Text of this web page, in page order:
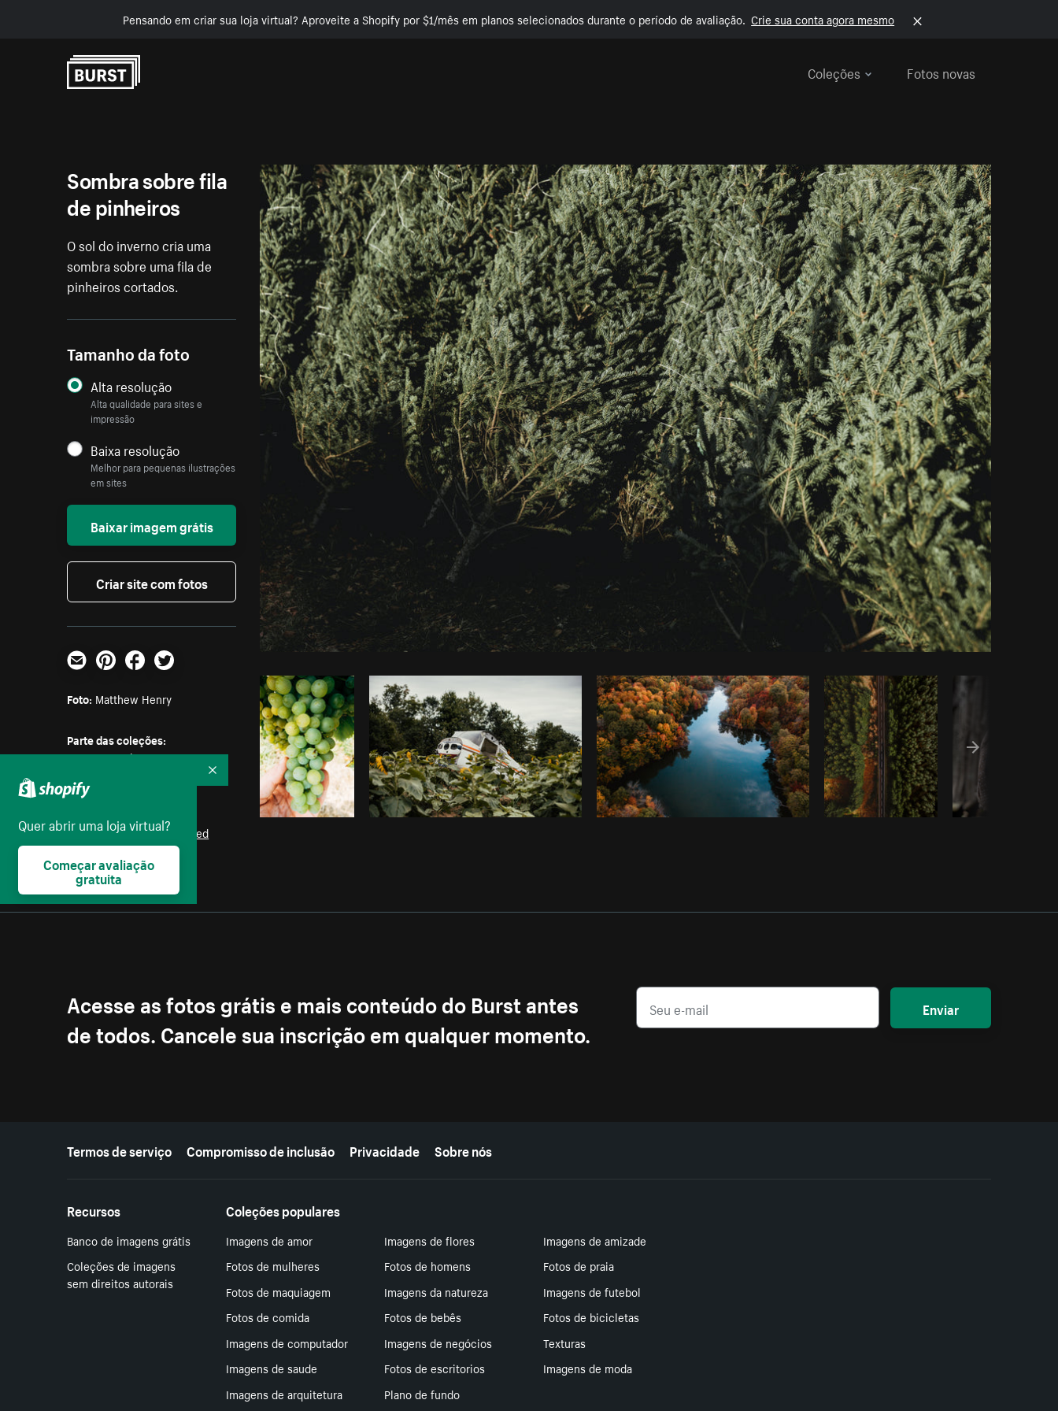
Pensando em criar sua loja virtual? Aproveite a Shopify por $1/mês em planos selecionados durante o período de avaliação. Crie sua conta agora mesmo
Coleções
Fotos novas
Foto da Matthew Henry doBurst Copiar código
Sombra sobre fila
de pinheiros
O sol do inverno cria uma
sombra sobre uma fila de
pinheiros cortados.
Tamanho da foto
Alta resolução
Alta qualidade para sites e
impressão
Baixa resolução
Melhor para pequenas ilustrações
em sites
Baixar imagem grátis
Criar site com fotos
E-mailPinterestFacebookTwitter
Foto: Matthew Henry
Parte das coleções:
Natureza,Sol,Texturas,
Burst Some Rights Reserved
Acesse as fotos grátis e mais conteúdo do Burst antes
de todos. Cancele sua inscrição em qualquer momento.
Enviar
Mais recursos
Termos de serviço Compromisso de inclusão Privacidade Sobre nós
Recursos
Banco de imagens grátis
Coleções de imagens
sem direitos autorais
Coleções populares
Imagens de amor Imagens de flores
Imagens de amizade
Fotos de mulheres
Fotos de homens
Fotos de praia
Fotos de maquiagem
Imagens da natureza
Imagens de futebol
Fotos de comida
Fotos de bebês
Fotos de bicicletas
Imagens de computador
Imagens de negócios
Texturas
Imagens de saude
Fotos de escritorios
Imagens de moda
Imagens de arquitetura
Plano de fundo
Quer abrir uma loja virtual?
Começar avaliação
gratuita
Recolher